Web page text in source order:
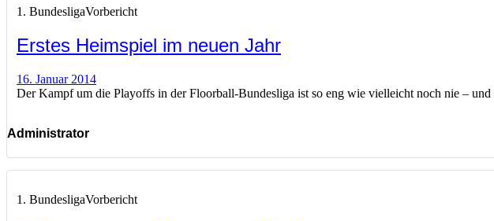
1. BundesligaVorbericht
Erstes Heimspiel im neuen Jahr
16. Januar 2014
Der Kampf um die Playoffs in der Floorball-Bundesliga ist so eng wie vielleicht noch nie –
Administrator
1. BundesligaVorbericht